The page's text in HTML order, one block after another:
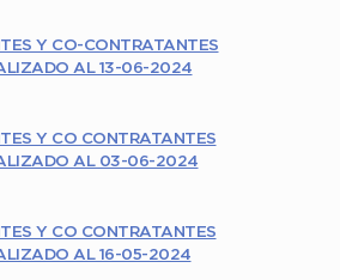
Y CO-CONTRATANTES
AL 13-06-2024
Y CO CONTRATANTES
AL 03-06-2024
Y CO CONTRATANTES
AL 16-05-2024